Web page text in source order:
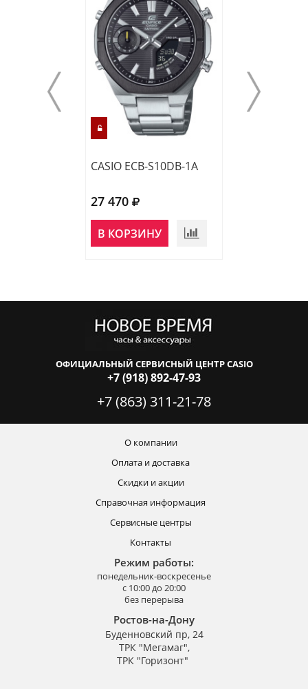
CASIO ECB-S10DB-1A
27 470
В КОРЗИНУ
ОФИЦИАЛЬНЫЙ СЕРВИСНЫЙ ЦЕНТР CASIO
+7 (918) 892-47-93
+7 (863) 311-21-78
О компании
Оплата и доставка
Скидки и акции
Справочная информация
Сервисные центры
Контакты
Режим работы:
понедельник-воскресенье
с 10:00 до 20:00
без перерыва
Ростов-на-Дону
Буденновский пр, 24
ТРК "Мегамаг",
ТРК "Горизонт"